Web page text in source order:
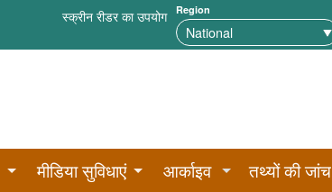
स्क्रीन रीडर का उपयोग Region
मीडिया सुविधाएं आर्काइव तथ्यों की जांच